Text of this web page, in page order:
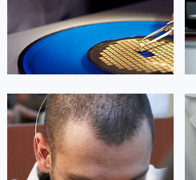
北京积家维修
艾德琳·亚历桑德拉
资深积家技师
是积家售后服务中心
(积家保养中心)
的高级技师之一